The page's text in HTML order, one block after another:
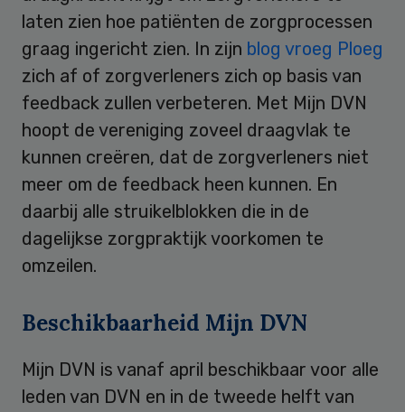
laten zien hoe patiënten de zorgprocessen
graag ingericht zien. In zijn blog vroeg Ploeg
zich af of zorgverleners zich op basis van
feedback zullen verbeteren. Met Mijn DVN
hoopt de vereniging zoveel draagvlak te
kunnen creëren, dat de zorgverleners niet
meer om de feedback heen kunnen. En
daarbij alle struikelblokken die in de
dagelijkse zorgpraktijk voorkomen te
omzeilen.
Beschikbaarheid Mijn DVN
Mijn DVN is vanaf april beschikbaar voor alle
leden van DVN en in de tweede helft van